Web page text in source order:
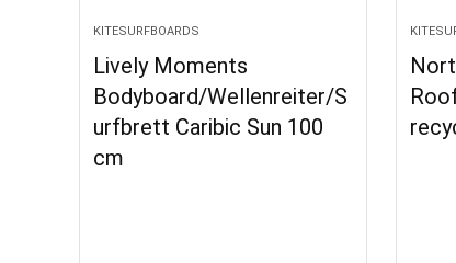
KITESURFBOARDS
Lively Moments
Bodyboard/Wellenreiter/S
urfbrett Caribic Sun 100
cm